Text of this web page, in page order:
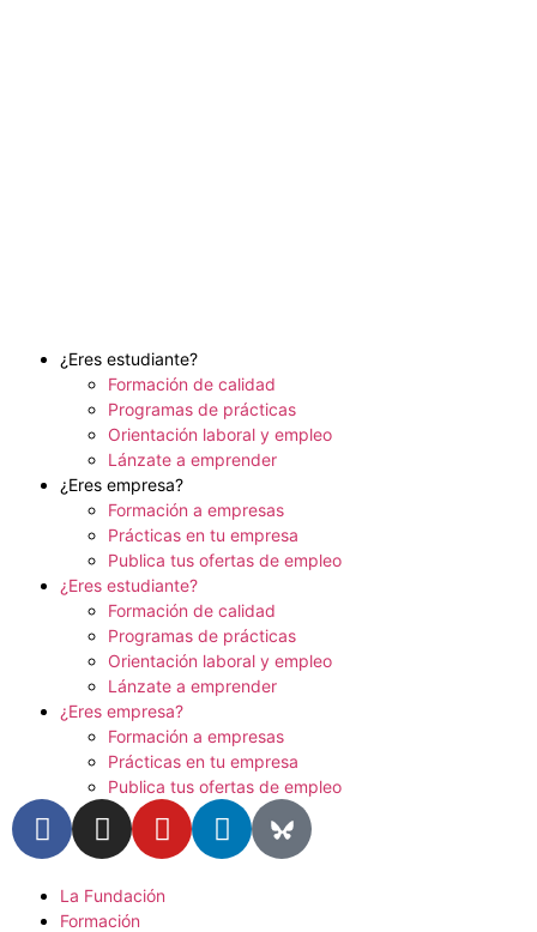
¿Eres estudiante?
Formación de calidad
Programas de prácticas
Orientación laboral y empleo
Lánzate a emprender
¿Eres empresa?
Formación a empresas
Prácticas en tu empresa
Publica tus ofertas de empleo
¿Eres estudiante?
Formación de calidad
Programas de prácticas
Orientación laboral y empleo
Lánzate a emprender
¿Eres empresa?
Formación a empresas
Prácticas en tu empresa
Publica tus ofertas de empleo
La Fundación
Formación